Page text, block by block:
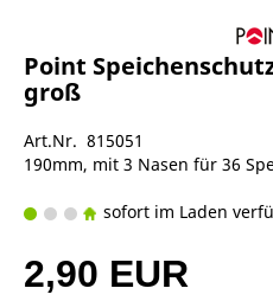
Point
groß
Art.Nr. 815051
190mm, mit 3 Nasen für 36
sofort im Laden
2,90 EUR